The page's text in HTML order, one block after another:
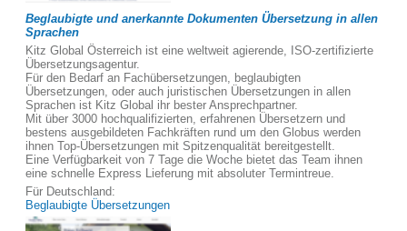
Beglaubigte und anerkannte Dokumenten Übersetzung in allen
Sprachen
Kitz Global Österreich ist eine weltweit agierende, ISO-zertifizierte
Übersetzungsagentur.
Für den Bedarf an Fachübersetzungen, beglaubigten
Übersetzungen, oder auch juristischen Übersetzungen in allen
Sprachen ist Kitz Global ihr bester Ansprechpartner.
Mit über 3000 hochqualifizierten, erfahrenen Übersetzern und
bestens ausgebildeten Fachkräften rund um den Globus werden
ihnen Top-Übersetzungen mit Spitzenqualität bereitgestellt.
Eine Verfügbarkeit von 7 Tage die Woche bietet das Team ihnen
eine schnelle Express Lieferung mit absoluter Termintreue.
Für Deutschland:
Beglaubigte Übersetzungen